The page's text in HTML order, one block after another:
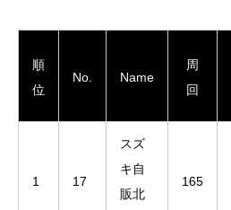
順
位
No. Name
周
回
1 17
スズ
キ自
販北
165